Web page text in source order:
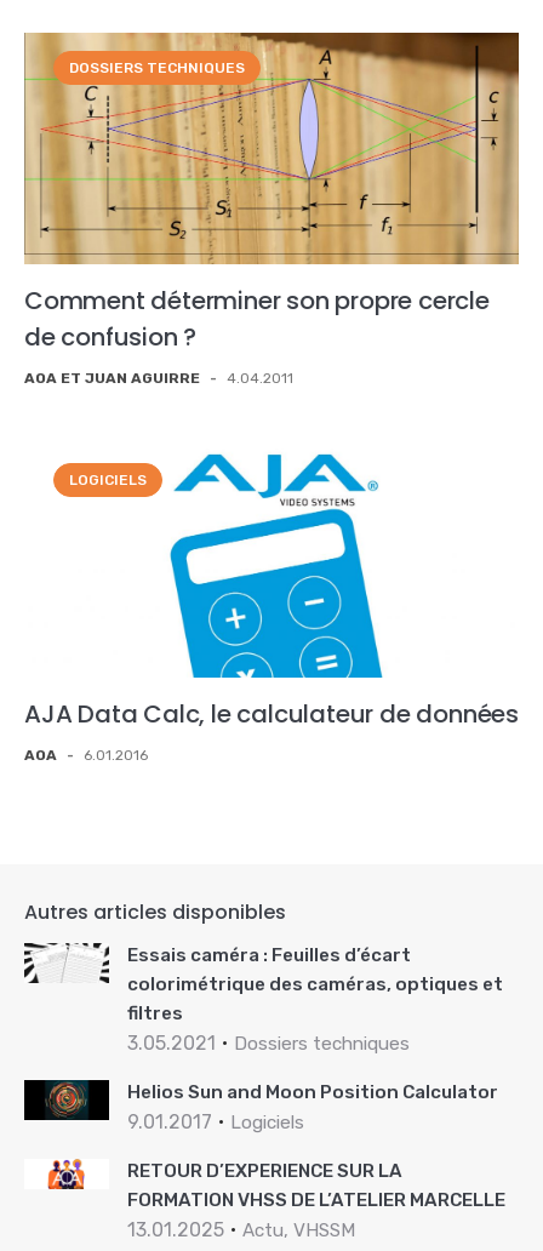
DOSSIERS TECHNIQUES
Comment déterminer son propre cercle
de confusion ?
AOA ET JUAN AGUIRRE - 4.04.2011
LOGICIELS
AJA Data Calc, le calculateur de données
AOA - 6.01.2016
Autres articles disponibles
Essais caméra : Feuilles d’écart
colorimétrique des caméras, optiques et
filtres
3.05.2021 Dossiers techniques
Helios Sun and Moon Position Calculator
9.01.2017 Logiciels
RETOUR D’EXPERIENCE SUR LA
FORMATION VHSS DE L’ATELIER MARCELLE
13.01.2025 Actu, VHSSM